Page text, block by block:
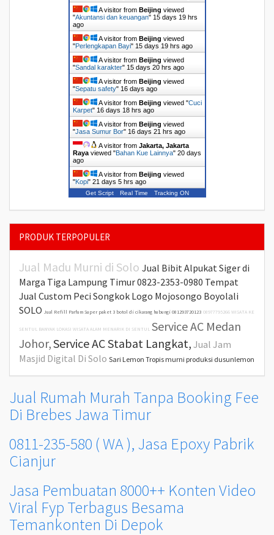
A visitor from Beijing viewed
"Akuntansi dan keuangan" 15 days 19 hrs
ago
A visitor from Beijing viewed
"Perlengkapan Bayi" 15 days 19 hrs ago
A visitor from Beijing viewed
"Sandal karakter" 15 days 20 hrs ago
A visitor from Beijing viewed
"Sepatu safety" 16 days ago
A visitor from Beijing viewed "Cuci
Karpet" 16 days 18 hrs ago
A visitor from Beijing viewed
"Jasa Sumur Bor" 16 days 21 hrs ago
A visitor from Jakarta, Jakarta
Rayaviewed "Bahan Kue Lainnya" 20 days
ago
A visitor from Beijing viewed
"Kopi" 21 days 5 hrs ago
Get Script Real Time Tracking ON
PRODUK TERPOPULER
Jual Madu Murni di Solo Jual Bibit Alpukat Siger di
Marga Tiga Lampung Timur0823-2353-0980 Tempat
Jual Custom Peci Songkok Logo Mojosongo Boyolali
SOLO Jual Refill Parfum Super paket 3 botol di cikarang hubungi 081293720123 08977795266 WISATA KE
SENTUL BANYAK LOKASI WISATA ALAM MENARIK DI SENTUL Service AC Medan
Johor,Service AC Stabat Langkat, Jual Jam
Masjid Digital Di Solo Sari Lemon Tropis murni produksi dusunlemon
Jual Rumah Murah Tanpa Booking Fee
Di Brebes Jawa Timur
0811-235-580 ( WA ), Jasa Epoxy Pabrik
Cianjur
Jasa Pembuatan 8000++ Konten Video
Viral Fyp Terbagus Besama
Temankonten Di Depok